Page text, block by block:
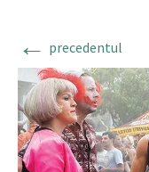
← precedentul